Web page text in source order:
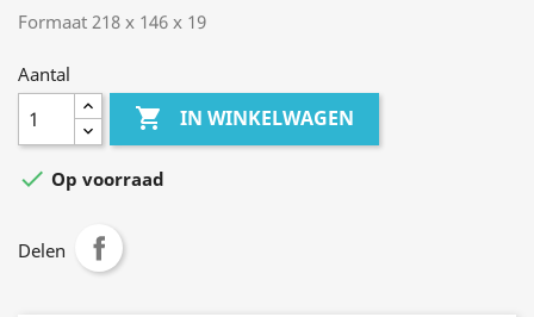
Formaat 218 x 146 x 19
Aantal
 IN WINKELWAGEN
 Op voorraad
Delen